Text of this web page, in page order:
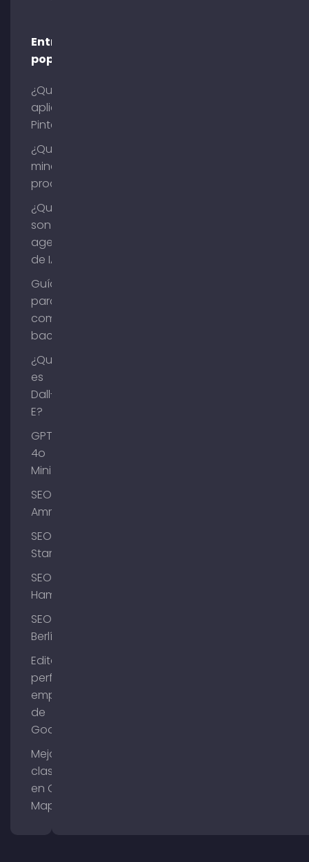
Entradas
populares
¿Qué es la
aplicación
Pinterest?
¿Qué es la
minería de
procesos?
¿Qué
son los
agentes
de IA?
Guía
para
comprar
backlinks
¿Qué
es
Dall-
E?
GPT-
4o
Mini
SEO
Ammersee
SEO
Starnberg
SEO
Hamburgo
SEO
Berlín
Editar el
perfil de
empresa
de
Google
Mejorar la
clasificación
en Google
Maps